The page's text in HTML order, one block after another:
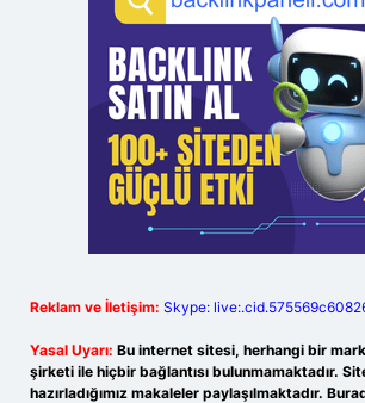
Reklam ve İletişim: Skype:
Yasal Uyarı: Bu internet sitesi, herhangi bir
şirketi ile hiçbir bağlantısı bulunmamaktadır.
hazırladığımız makaleler paylaşılmaktadır.